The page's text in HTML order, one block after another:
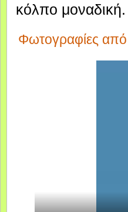
κόλπο μοναδική.
Φωτογραφίες από